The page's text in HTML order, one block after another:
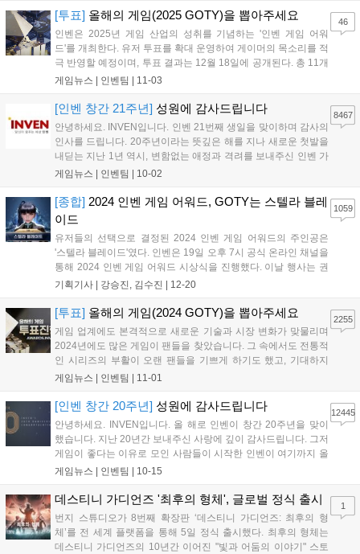
념할 계획이다. 게임은 계속 플레이할 수 있지만 사실상 시리즈의
대장정은 마무리된다....
[투표] 올해의 게임(2025 GOTY)을 뽑아주세요
인벤은 2025년 게임 산업의 성취를 기념하는 '인벤 게임 어워
드'를 개최한다. 유저 투표를 확대 운영하여 게이머의 목소리를 적
극 반영할 예정이며, 투표 결과는 12월 18일에 공개된다. 총 11개
부문에서 유저 투표로 수상작을 결정하며, '올해의 게임'과 '최고
지 진행되며, 참여자에게는 추첨을 통해 경품을 제공하는 이벤트
도 진행한다....
게임뉴스 | 인벤팀 | 11-03
46
[인벤 창간 21주년] 성원에 감사드립니다
안녕하세요. INVEN입니다. 인벤 21번째 생일을 맞이하며 감사의
인사를 드립니다. 20주년이라는 뜻깊은 해를 지나 새로운 첫발을
내딛는 지난 1년 역시, 변함없는 애정과 격려를 보내주신 인벤 가
족 분들이 계셨기에 가능했습니다. 지난 20년간 게임산업계는 대
속도가 더욱 빨라질 것을 실감하게 합...
게임뉴스 | 인벤팀 | 10-02
8467
[종합] 2024 인벤 게임 어워드, GOTY는 스텔라 블레
이드
유저들의 선택으로 결정된 2024 인벤 게임 어워드의 주인공은
'스텔라 블레이드'였다. 인벤은 19일 오후 7시 공식 온라인 채널을
통해 2024 인벤 게임 어워드 시상식을 진행했다. 이날 행사는 권
이슬 아나운서, 인플루언서 인간젤리, 인벤 김수진 기자가 총 13
워드는 올해 비경쟁 부문 '...
기획기사 | 강승진, 김수진 | 12-20
1059
[투표] 올해의 게임(2024 GOTY)을 뽑아주세요
게임 업계에도 본격적으로 새로운 기술과 시장 변화가 맞물리며
2024년에도 많은 게임이 팬들을 찾았습니다. 그 속에서도 전통적
인 시리즈의 부활이 오랜 팬들을 기쁘게 하기도 했고, 기대하지
못했던 신작이 깜짝 흥행을 거두기도 했습니다. 특히 일본은 물론
3국에 대한 기대가 높아지기도 했습니다....
게임뉴스 | 인벤팀 | 11-01
2255
[인벤 창간 20주년] 성원에 감사드립니다
안녕하세요. INVEN입니다. 올 해로 인벤이 창간 20주년을 맞이
했습니다. 지난 20년간 보내주신 사랑에 깊이 감사드립니다. 그저
게임이 좋다는 이유로 모인 사람들이 시작한 인벤이 여기까지 올
수 있었던 것은 보내주신 사랑과 성원 덕분이라고 생각합니다. 이
이제는 그 말을 쓰지 못하고, '고작...
게임뉴스 | 인벤팀 | 10-15
12445
데스티니 가디언즈 '최후의 형체', 글로벌 정식 출시
번지 스튜디오가 8번째 확장판 ‘데스티니 가디언즈: 최후의 형
체’를 전 세계 플랫폼을 통해 5일 정식 출시했다. 최후의 형체는
데스티니 가디언즈의 10년간 이어진 "빛과 어둠의 이야기" 스토
1